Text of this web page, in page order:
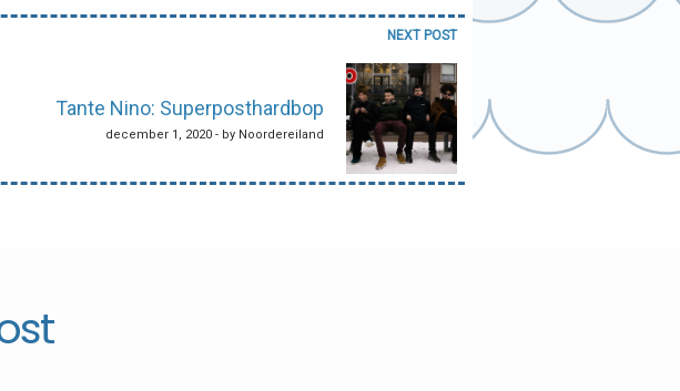
NEXT POST
Tante Nino: Superposthardbop
december 1, 2020 - by Noordereiland